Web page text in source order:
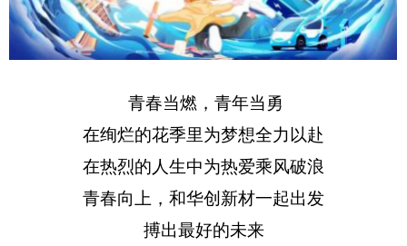
青春当燃，青年当勇
在绚烂的花季里为梦想全力以赴
在热烈的人生中为热爱乘风破浪
青春向上，和华创新材一起出发
搏出最好的未来